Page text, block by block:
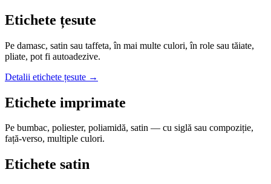
Etichete țesute
Pe damasc, satin sau taffeta, în mai multe culori, în role sau tăiate,
pliate, pot fi autoadezive.
Detalii etichete țesute →
Etichete imprimate
Pe bumbac, poliester, poliamidă, satin — cu siglă sau compoziție,
față-verso, multiple culori.
Etichete satin